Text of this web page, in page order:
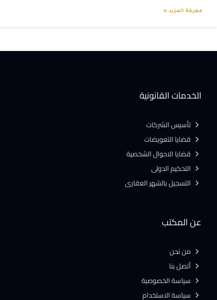
معرفة المزيد »
عن المكتب
من نحن
أتصل بنا
سياسة الخصوصية
سياسة الاستخدام
الخدمات القانونية
تأسيس الشركات
قضايا التعويضات
قضايا الاحوال الشخصية
التحكيم الدولى
التسجيل بالشهر العقارى